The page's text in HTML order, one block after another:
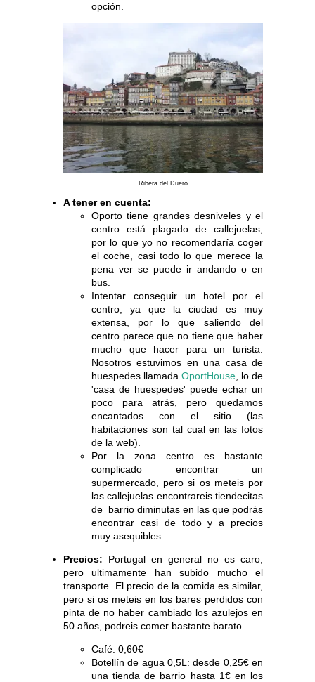
opción.
Ribera del Duero
A tener en cuenta:
Oporto tiene grandes desniveles y el
centro está plagado de callejuelas,
por lo que yo no recomendaría coger
el coche, casi todo lo que merece la
pena ver se puede ir andando o en
bus.
Intentar conseguir un hotel por el
centro, ya que la ciudad es muy
extensa, por lo que saliendo del
centro parece que no tiene que haber
mucho que hacer para un turista.
Nosotros estuvimos en una casa de
huespedes llamada OportHouse , lo de
'casa de huespedes' puede echar un
poco para atrás, pero quedamos
encantados con el sitio (las
habitaciones son tal cual en las fotos
de la web).
Por la zona centro es bastante
complicado encontrar un
supermercado, pero si os meteis por
las callejuelas encontrareis tiendecitas
de barrio diminutas en las que podrás
encontrar casi de todo y a precios
muy asequibles.
Precios: Portugal en general no es caro,
pero ultimamente han subido mucho el
transporte. El precio de la comida es similar,
pero si os meteis en los bares perdidos con
pinta de no haber cambiado los azulejos en
50 años, podreis comer bastante barato.
Café: 0,60€
Botellín de agua 0,5L: desde 0,25€ en
una tienda de barrio hasta 1€ en los